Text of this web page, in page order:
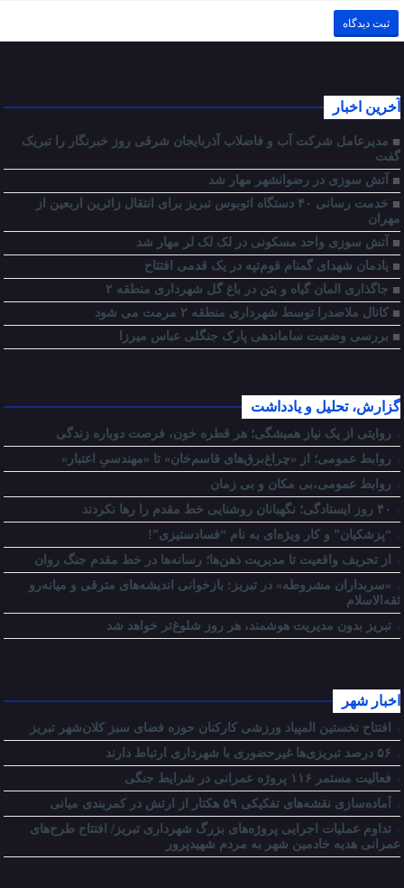
آخرین اخبار
مدیرعامل شرکت آب و فاضلاب آذربایجان شرقی روز خبرنگار را تبریک
گفت
آتش سوزی در رضوانشهر مهار شد
خدمت رسانی ۴۰ دستگاه اتوبوس تبریز برای انتقال زائرین اربعین از
مهران
آتش سوزی واحد مسکونی در لک لک لر مهار شد
یادمان شهدای گمنام قوم‌تپه در یک قدمی افتتاح
جاگذاری المان گیاه و بتن در باغ گل شهرداری منطقه ۲
کانال ملاصدرا توسط شهرداری منطقه ۲ مرمت می شود
بررسی وضعیت ساماندهی پارک جنگلی عباس میرزا
گزارش، تحلیل و یادداشت
روایتی از یک نیاز همیشگی؛ هر قطره خون، فرصت دوباره زندگی
روابط عمومی؛ از «چراغ‌برق‌های قاسم‌خان» تا «مهندسیِ اعتبار»
روابط عمومی،بی مکان و بی زمان
“پزشکیان” و کار ویژه‌ای به نام “فسادستیزی”!
از تحریف واقعیت تا مدیریت ذهن‌ها؛ رسانه‌ها در خط مقدم جنگ روان
«سربداران مشروطه» در تبریز: بازخوانی اندیشه‌های مترقی و میانه‌رو
ثقه‌الاسلام
تبریز بدون مدیریت هوشمند، هر روز شلوغ‌تر خواهد شد
اخبار شهر
افتتاح نخستین المپیاد ورزشی کارکنان حوزه فضای سبز کلان‌شهر تبریز
فعالیت مستمر ۱۱۶ پروژه عمرانی در شرایط جنگی
آماده‌سازی نقشه‌های تفکیکی ۵۹ هکتار از ارتش در کمربندی میانی
تداوم عملیات اجرایی پروژه‌های بزرگ شهرداری تبریز/ افتتاح طرح‌های
عمرانی هدیه خادمین شهر به مردم شهیدپرور